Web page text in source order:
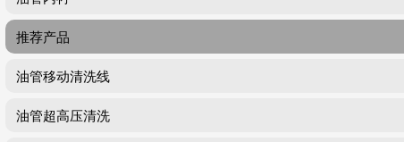
推荐产品
油管移动清洗线
油管超高压清洗